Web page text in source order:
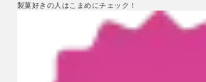
製菓好きの人はこまめにチェック！